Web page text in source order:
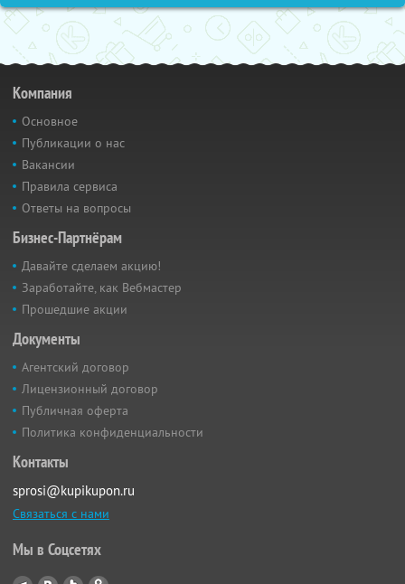
Компания
Основное
Публикации о нас
Вакансии
Правила сервиса
Ответы на вопросы
Бизнес-Партнёрам
Давайте сделаем акцию!
Заработайте, как Вебмастер
Прошедшие акции
Документы
Агентский договор
Лицензионный договор
Публичная оферта
Политика конфиденциальности
Контакты
sprosi@kupikupon.ru
Связаться с нами
Мы в Соцсетях